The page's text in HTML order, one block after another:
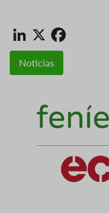
LinkedIn
X
Noticias